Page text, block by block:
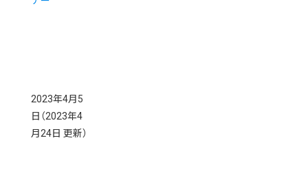
2023年4月5
日 （2023年4
月24日 更新）